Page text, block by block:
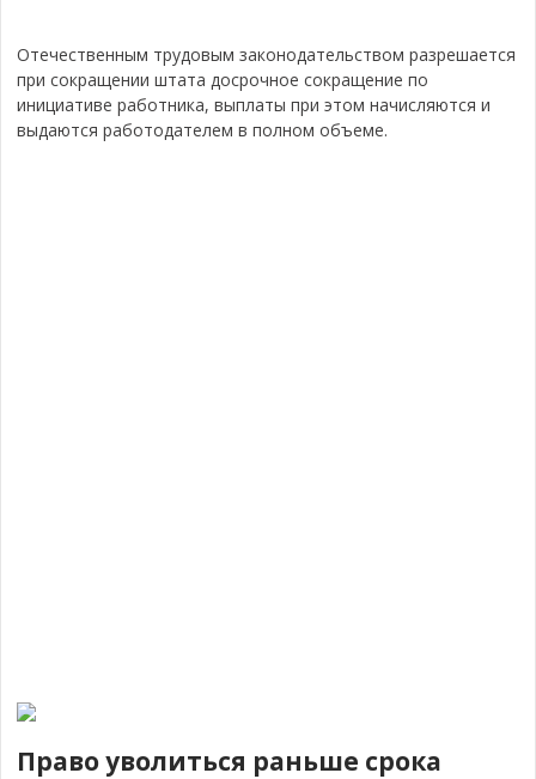
Отечественным трудовым законодательством разрешается
при сокращении штата досрочное сокращение по
инициативе работника, выплаты при этом начисляются и
выдаются работодателем в полном объеме.
Право уволиться раньше срока